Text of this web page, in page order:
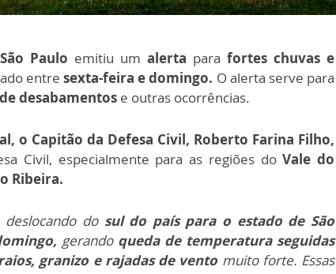
Paulo emitiu um alerta para fortes chuvas e
entresexta-feira e domingo. O alerta serve para
desabamentos e outras ocorrências.
o Capitão da Defesa Civil, Roberto Farina Filho,
Civil, especialmente para as regiões doVale do
Ribeira.
do sul do país para o estado de São
gerando queda de temperatura seguidas
granizo e rajadas de vento muito forte. Essas